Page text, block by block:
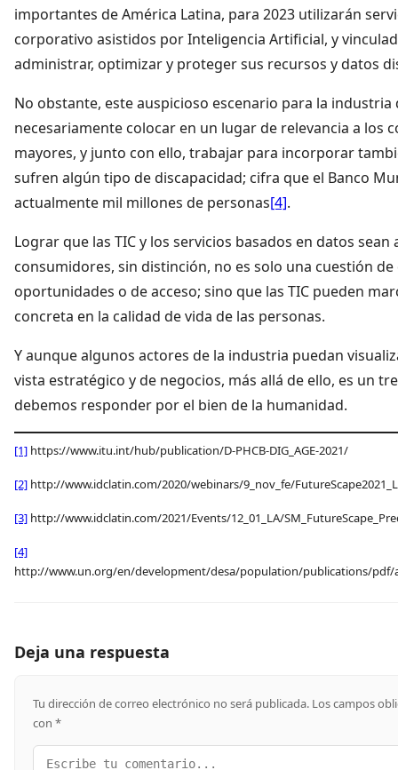
importantes de América Latina, para 2023 utilizarán
corporativo asistidos por Inteligencia Artificial, y
administrar, optimizar y proteger sus recursos y datos
No obstante, este auspicioso escenario para la industria
necesariamente colocar en un lugar de relevancia a los
mayores, y junto con ello, trabajar para incorporar
sufren algún tipo de discapacidad; cifra que el Banco
actualmente mil millones de personas[4].
Lograr que las TIC y los servicios basados en datos
consumidores, sin distinción, no es solo una cuestión
oportunidades o de acceso; sino que las TIC pueden
concreta en la calidad de vida de las personas.
Y aunque algunos actores de la industria puedan
vista estratégico y de negocios, más allá de ello, es un
debemos responder por el bien de la humanidad.
[1] https://www.itu.int/hub/publication/D-PHCB-DIG_AGE-2021/
[2] http://www.idclatin.com/2020/webinars/9_nov_fe/
[3] http://www.idclatin.com/2021/Events/12_01_LA/
[4]
http://www.un.org/en/development/desa/population/publications/pdf/
Deja una respuesta
Tu dirección de correo electrónico no será publicada. Los campos
con *